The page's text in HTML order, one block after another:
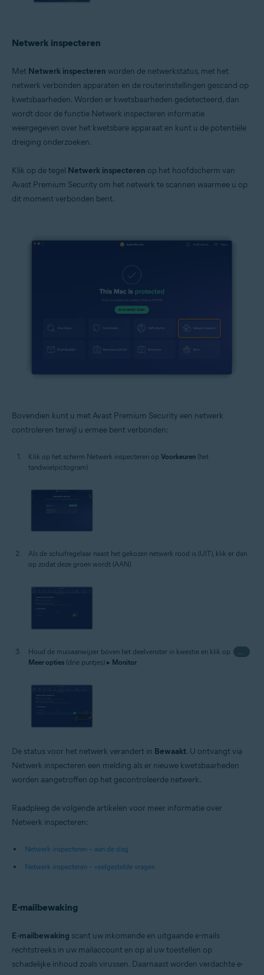
Netwerk inspecteren
Met Netwerk inspecteren worden de netwerkstatus, met het
netwerk verbonden apparaten en de routerinstellingen gescand op
kwetsbaarheden. Worden er kwetsbaarheden gedetecteerd, dan
wordt door de functie Netwerk inspecteren informatie
weergegeven over het kwetsbare apparaat en kunt u de potentiële
dreiging onderzoeken.
Klik op de tegel Netwerk inspecteren op het hoofdscherm van
Avast Premium Security om het netwerk te scannen waarmee u op
dit moment verbonden bent.
Bovendien kunt u met Avast Premium Security een netwerk
controleren terwijl u ermee bent verbonden:
Klik op het scherm Netwerk inspecteren op Voorkeuren (het
tandwielpictogram).
Als de schuifregelaar naast het gekozen netwerk rood is (UIT), klik er dan
op zodat deze groen wordt (AAN).
Houd de muisaanwijzer boven het deelvenster in kwestie en klik op
Meer opties (drie puntjes) ▸ Monitor
De status voor het netwerk verandert in Bewaakt. U ontvangt via
Netwerk inspecteren een melding als er nieuwe kwetsbaarheden
worden aangetroffen op het gecontroleerde netwerk.
Raadpleeg de volgende artikelen voor meer informatie over
Netwerk inspecteren:
Netwerk inspecteren – aan de slag
Netwerk inspecteren – veelgestelde vragen
E-mailbewaking
E-mailbewaking scant uw inkomende en uitgaande e-mails
rechtstreeks in uw mailaccount en op al uw toestellen op
schadelijke inhoud zoals virussen. Daarnaast worden verdachte e-